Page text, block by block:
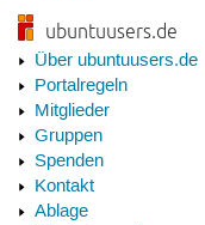
ubuntuusers.de
Über ubuntuusers.de
Portalregeln
Mitglieder
Gruppen
Spenden
Kontakt
Ablage